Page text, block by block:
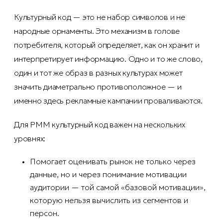
Культурный код — это не набор символов и не
народные орнаменты. Это механизм в голове
потребителя, который определяет, как он хранит и
интерпретирует информацию. Одно и то же слово,
один и тот же образ в разных культурах может
значить диаметрально противоположное — и
именно здесь рекламные кампании проваливаются.
Для PMM культурный код важен на нескольких
уровнях:
Помогает оценивать рынок не только через
данные, но и через понимание мотивации
аудитории — той самой «базовой мотивации»,
которую нельзя вычислить из сегментов и
персон.